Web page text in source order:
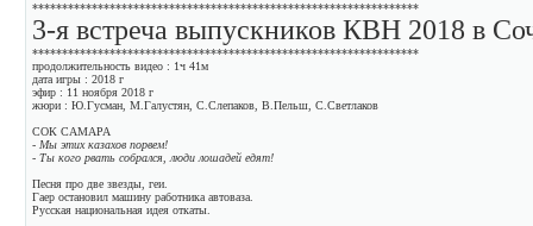
*****************************************************************
3-я встреча выпускников КВН 2018 в
*****************************************************************
продолжительность видео : 1ч 41м
дата игры : 2018 г
эфир : 11 ноября 2018 г
жюри : Ю.Гусман, М.Галустян, С.Слепаков, В.Пельш, С.Светлаков
СОК САМАРА
- Мы этих казахов порвем!
- Ты кого рвать собрался, люди лошадей едят!
Песня про две звезды, геи.
Гаер остановил машину работника автоваза.
Русская национальная идея откаты.